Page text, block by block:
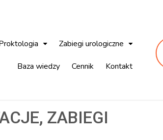
Zabiegi urologiczne
Baza wiedzy Cennik Kontakt
ZABIEGI